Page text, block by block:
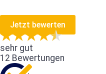
Jetzt bewerten
sehr gut
12 Bewertungen